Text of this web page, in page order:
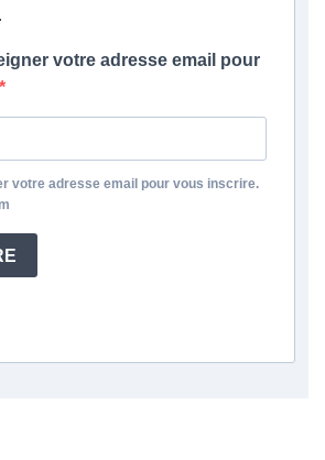
votre adresse email pour
votre adresse email pour vous inscrire.